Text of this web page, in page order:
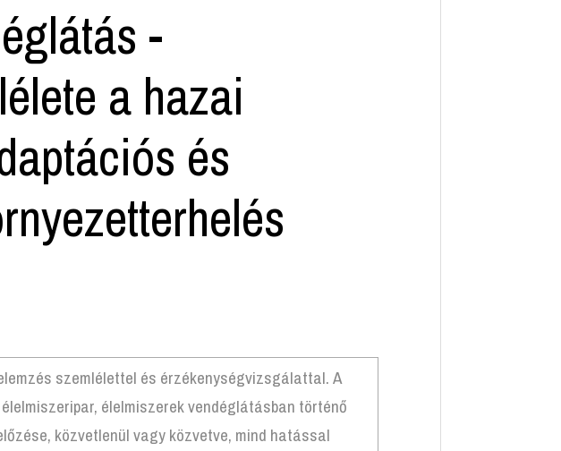
-
a hazai
és
szemlélettel és érzékenységvizsgálattal. A
élelmiszerek vendéglátásban történő
közvetlenül vagy közvetve, mind hatással